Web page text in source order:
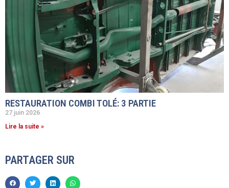
RESTAURATION COMBI TOLÉ: 3 PARTIE
27 juin 2026
Lire la suite »
PARTAGER SUR